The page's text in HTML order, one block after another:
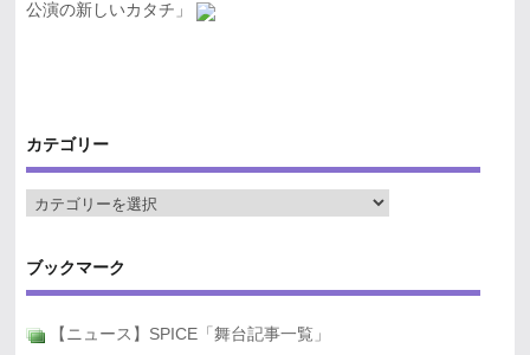
公演の新しいカタチ」
カテゴリー
ブックマーク
【ニュース】SPICE「舞台記事一覧」